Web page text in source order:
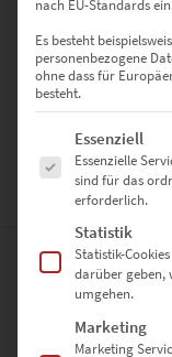
Poster, Leinwand auf
GRÖSSE
30 x 20 cm, 45 x 30
cm, 135 x 90 cm, 150 x
BEWERTUNGEN (0)
0
nach EU-Standards
Es besteht
personenbezogene
ohne dass für
besteht.
Es folgt eine Liste
Essenziell
Essenzielle
sind für das
erforderlich.
Statistik
Statistik-
darüber geben,
umgehen.
Marketing
Marketing